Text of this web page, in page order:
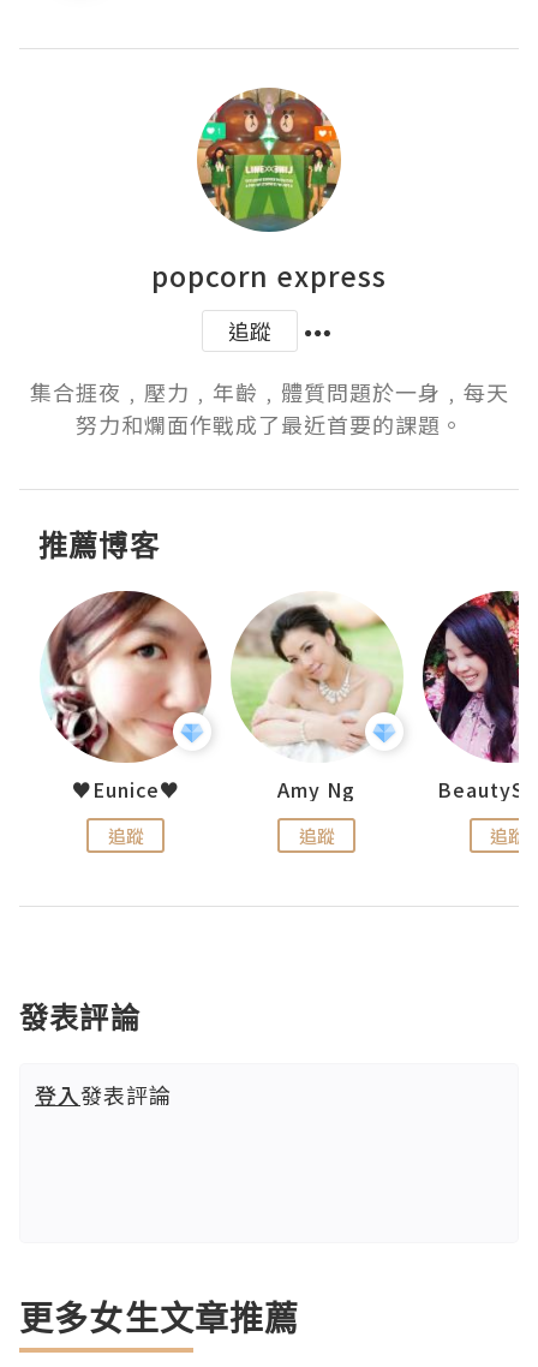
popcorn express
追蹤
集合捱夜﹐壓力﹐年齡﹐體質問題於一身﹐每天
努力和爛面作戰成了最近首要的課題。
推薦博客
♥Eunice♥
追蹤
Amy Ng
追蹤 追蹤
發表評論
登入發表評論
更多女生文章推薦